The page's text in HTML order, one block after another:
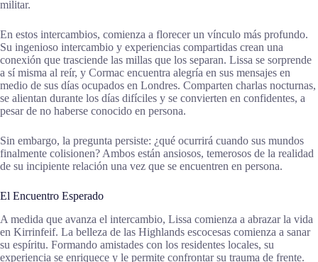
militar.
En estos intercambios, comienza a florecer un vínculo más profundo.
Su ingenioso intercambio y experiencias compartidas crean una
conexión que trasciende las millas que los separan. Lissa se sorprende
a sí misma al reír, y Cormac encuentra alegría en sus mensajes en
medio de sus días ocupados en Londres. Comparten charlas nocturnas,
se alientan durante los días difíciles y se convierten en confidentes, a
pesar de no haberse conocido en persona.
Sin embargo, la pregunta persiste: ¿qué ocurrirá cuando sus mundos
finalmente colisionen? Ambos están ansiosos, temerosos de la realidad
de su incipiente relación una vez que se encuentren en persona.
El Encuentro Esperado
A medida que avanza el intercambio, Lissa comienza a abrazar la vida
en Kirrinfeif. La belleza de las Highlands escocesas comienza a sanar
su espíritu. Formando amistades con los residentes locales, su
experiencia se enriquece y le permite confrontar su trauma de frente.